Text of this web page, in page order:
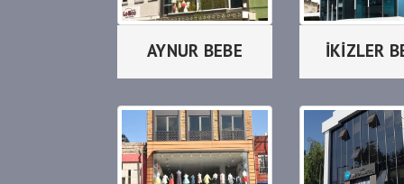
AYNUR BEBE İKİZLER